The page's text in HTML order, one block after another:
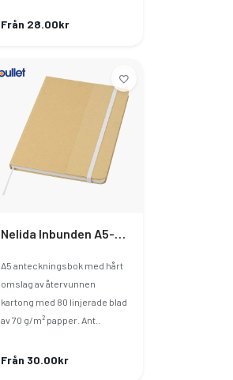
Från 28.00kr
Nelida Inbunden A5-Anteckningsbok Av Återvunnen Kartong
A5 anteckningsbok med hårt
omslag av återvunnen
kartong med 80 linjerade blad
av 70 g/m² papper. Ant..
Från 30.00kr